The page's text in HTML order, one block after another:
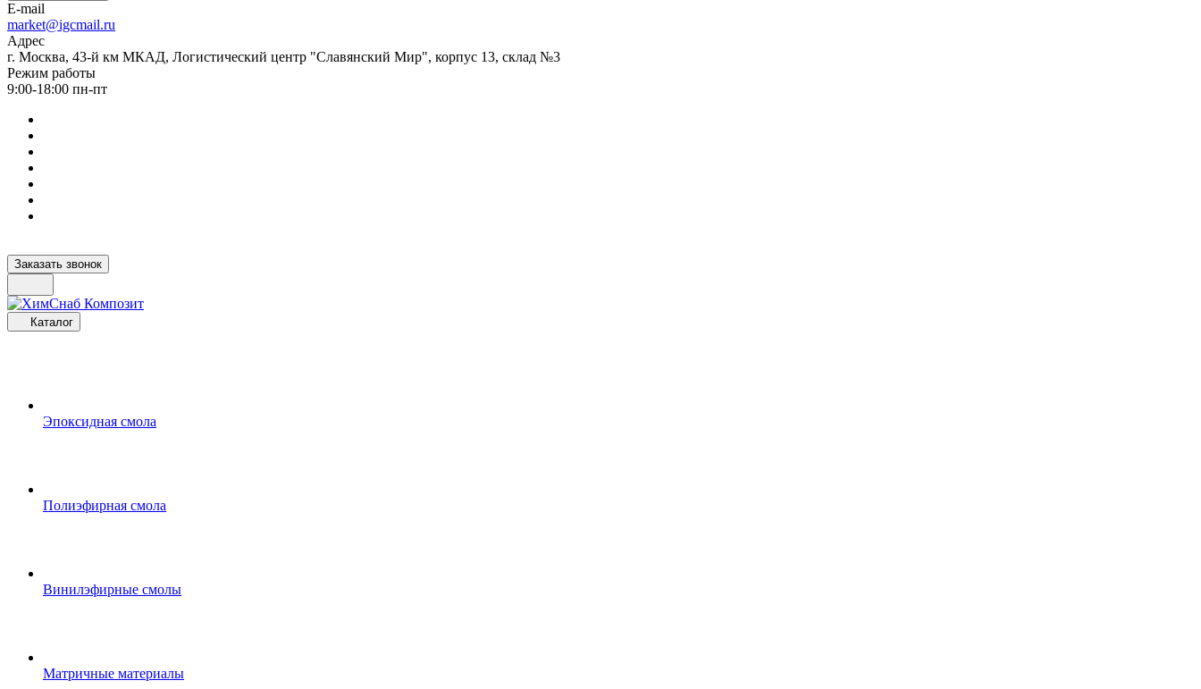
E-mail
market@igcmail.ru
Адрес
г. Москва, 43-й км МКАД, Логистический центр "Славянский Мир", корпус 13, склад №3
Режим работы
9:00-18:00 пн-пт
Заказать звонок
Каталог
Эпоксидная смола
Полиэфирная смола
Винилэфирные смолы
Матричные материалы